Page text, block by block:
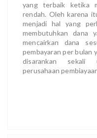
yang terbaik ketika
rendah. Oleh karena
menjadi hal yang
membutuhkan dana
mencairkan dana
pembayaran per bulan
disarankan sekali
perusahaan